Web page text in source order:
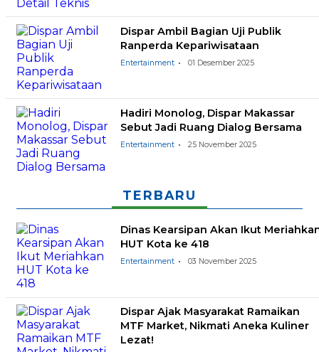
Dispar Ambil Bagian Uji Publik
Ranperda Kepariwisataan
Entertainment 01 Desember 2025
Hadiri Monolog, Dispar Makassar
Sebut Jadi Ruang Dialog Bersama
Entertainment 25 November 2025
TERBARU
Dinas Kearsipan Akan Ikut
HUT Kota ke 418
Entertainment 03 November 2025
Dispar Ajak Masyarakat Ramaikan
MTF Market, Nikmati Aneka Kuliner
Lezat!